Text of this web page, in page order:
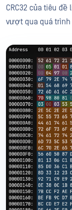
CRC32 của tiêu
vượt qua quá